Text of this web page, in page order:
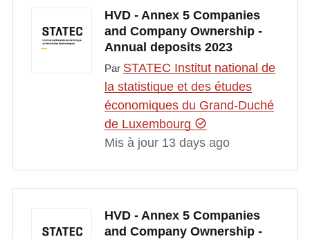
HVD - Annex 5 Companies
and Company Ownership -
Annual deposits 2023
Par STATEC Institut national de
la statistique et des études
économiques du Grand-Duché
de Luxembourg
Mis à jour 13 days ago
HVD - Annex 5 Companies
and Company Ownership -